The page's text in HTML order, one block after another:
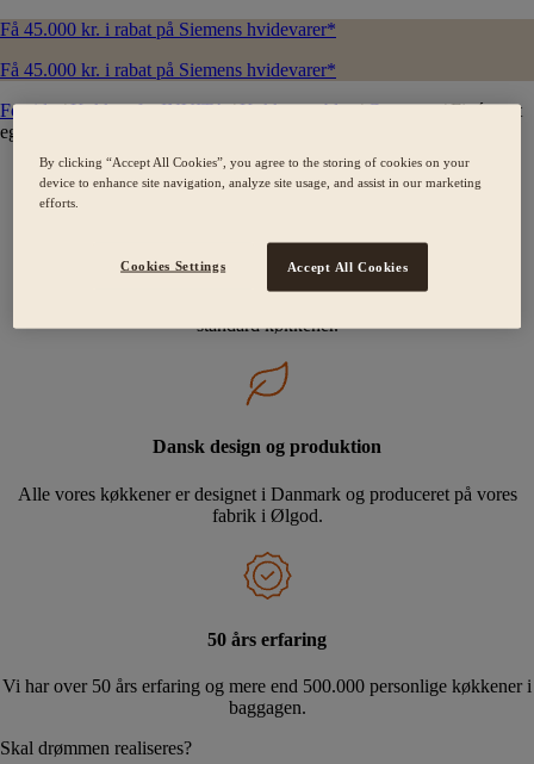
Få 45.000 kr. i rabat på Siemens hvidevarer*
Få 45.000 kr. i rabat på Siemens hvidevarer*
Forside / Køkken fra INVITA / Køkkenmøbler / Contours / Finér sort
eg
Skræddersyede kvalitetskøkkener
standard køkkener.
Dansk design og produktion
Alle vores køkkener er designet i Danmark og produceret på vores
fabrik i Ølgod.
50 års erfaring
Vi har over 50 års erfaring og mere end 500.000 personlige køkkener i
baggagen.
Skal drømmen realiseres?
By clicking “Accept All Cookies”, you agree to the storing of cookies on your
device to enhance site navigation, analyze site usage, and assist in our marketing
efforts.
Cookies Settings Accept All Cookies